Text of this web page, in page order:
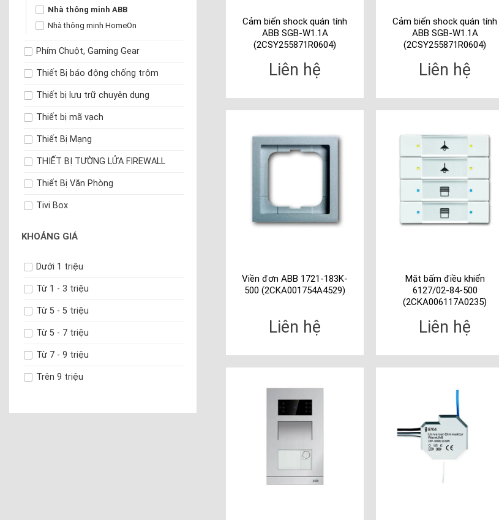
Nhà thông minh ABB
Nhà thông minh HomeOn
Phím Chuột, Gaming Gear
Thiết Bị báo động chống trộm
Thiết bị lưu trữ chuyên dụng
Thiết bị mã vạch
Thiết Bị Mạng
THIẾT BỊ TƯỜNG LỬA FIREWALL
Thiết Bị Văn Phòng
Tivi Box
KHOẢNG GIÁ
Dưới 1 triệu
Từ 1 - 3 triệu
Từ 5 - 5 triệu
Từ 5 - 7 triệu
Từ 7 - 9 triệu
Trên 9 triệu
Cảm biến shock quán tính
ABB SGB-W1.1A
(2CSY255871R0604)
Liên hệ
Cảm biến shock quán tính
ABB SGB-W1.1A
(2CSY255871R0604)
Liên hệ
Viền đơn ABB 1721-183K-
500 (2CKA001754A4529)
Liên hệ
Mặt bấm điều khiển
6127/02-84-500
(2CKA006117A0235)
Liên hệ